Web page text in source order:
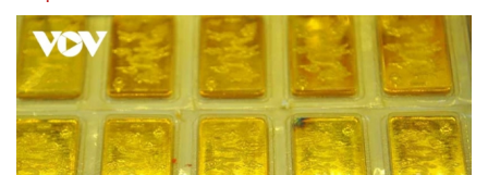
Âm nhạc
Di sản
Sao Việt